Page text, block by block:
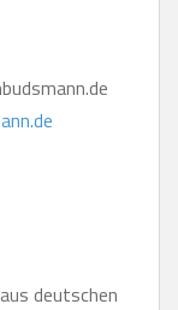
deutschen